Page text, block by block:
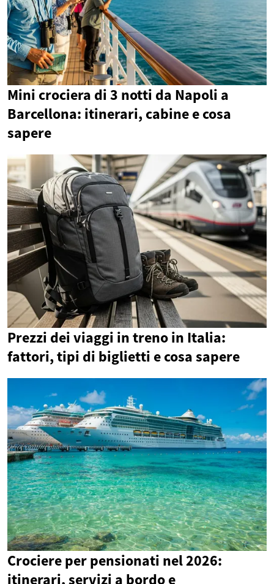
Mini crociera di 3 notti da Napoli a
Barcellona: itinerari, cabine e cosa
sapere
Prezzi dei viaggi in treno in Italia:
fattori, tipi di biglietti e cosa sapere
Crociere per pensionati nel 2026:
itinerari, servizi a bordo e